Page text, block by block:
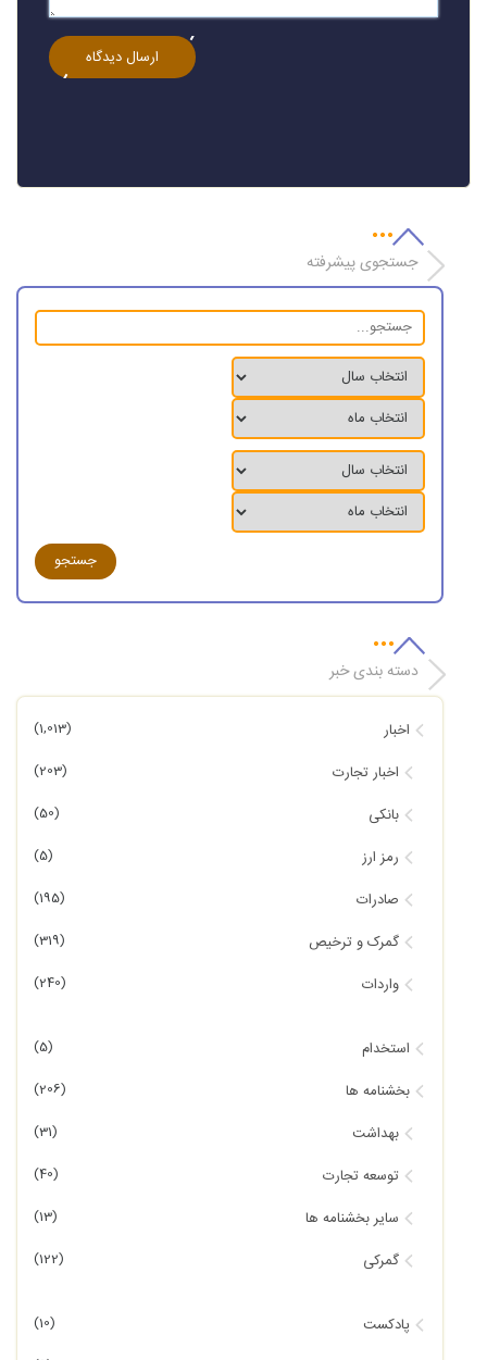
جستجوی پیشرفته
دسته بندی خبر
اخبار (1,013)
اخبار تجارت (203)
بانکی (50)
رمز ارز (5)
صادرات (195)
گمرک و ترخیص (319)
واردات (240)
استخدام (5)
بخشنامه ها (206)
بهداشت (31)
توسعه تجارت (40)
سایر بخشنامه ها (13)
گمرکی (122)
پادکست (10)